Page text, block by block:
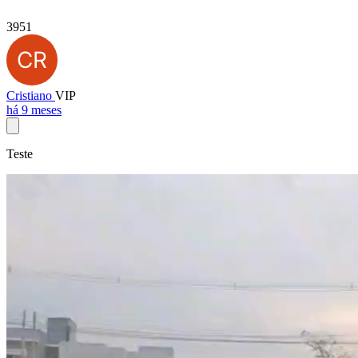
3951
Cristiano VIP
há 9 meses
Teste